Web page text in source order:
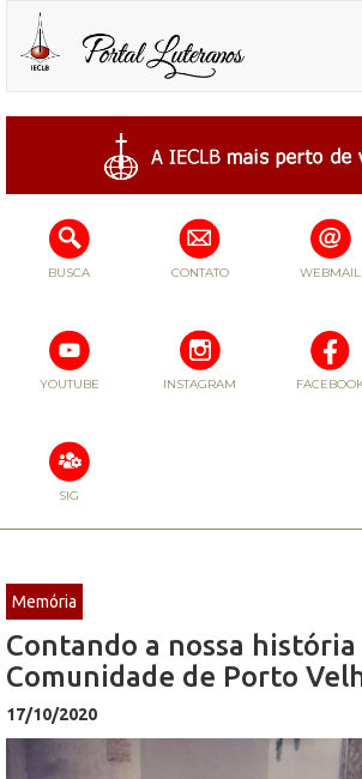
BUSCA CONTATO WEBMAIL
YOUTUBE INSTAGRAM
SIG
Memória
Contando a nossa história
Comunidade de Porto
17/10/2020